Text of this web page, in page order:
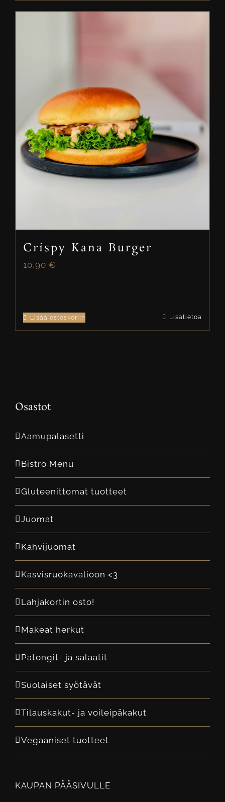
Crispy Kana Burger
10,90 €
Lisää ostoskoriin Lisätietoa
Osastot
Aamupalasetti
Bistro Menu
Gluteenittomat tuotteet
Juomat
Kahvijuomat
Kasvisruokavalioon <3
Lahjakortin osto!
Makeat herkut
Patongit- ja salaatit
Suolaiset syötävät
Tilauskakut- ja voileipäkakut
Vegaaniset tuotteet
KAUPAN PÄÄSIVULLE